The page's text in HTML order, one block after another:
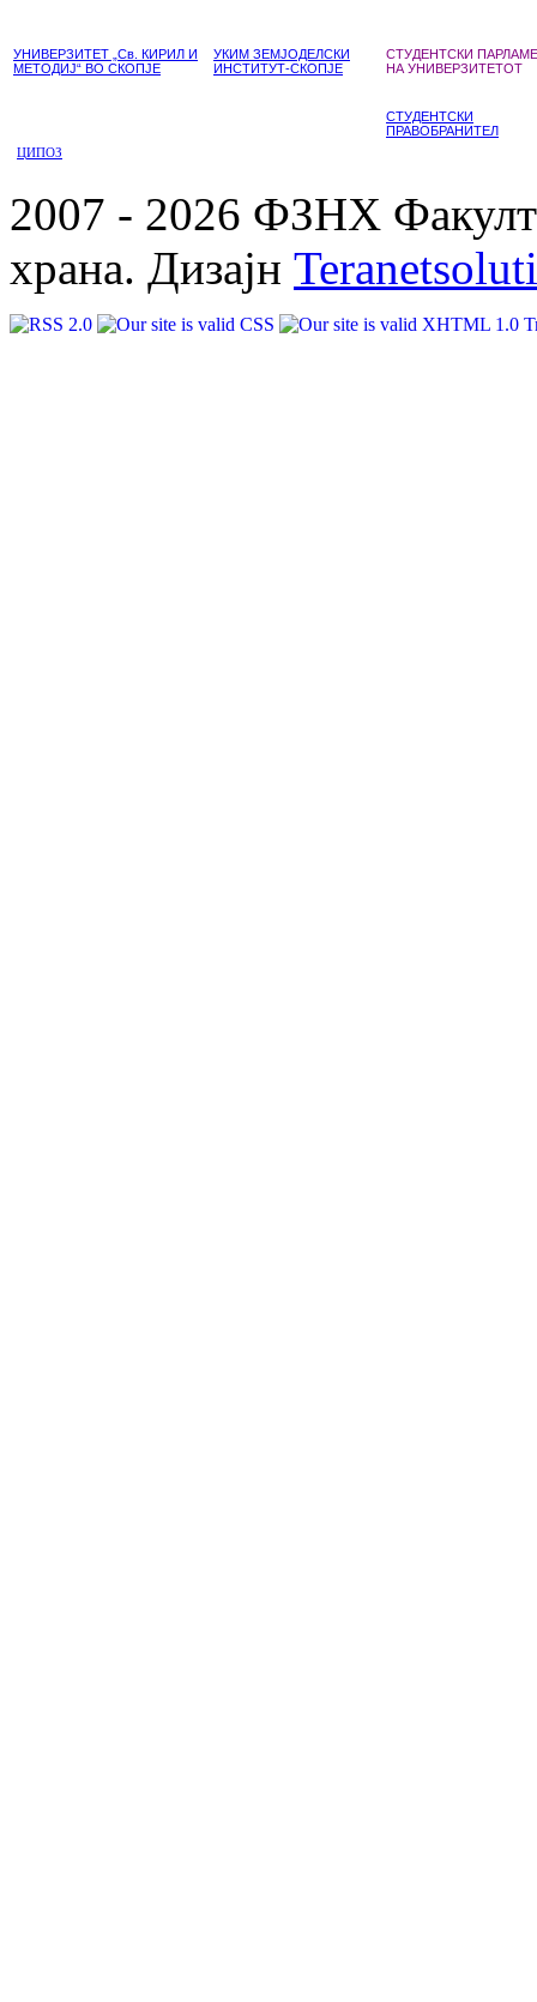
УНИВЕРЗИТЕТ „Св. КИРИЛ И
МЕТОДИЈ“ ВО СКОПЈЕ
УКИМ ЗЕМЈОДЕЛСКИ
ИНСТИТУТ-СКОПЈЕ
СТУДЕНТСКИ
НА УНИВЕРЗИТЕТОТ
СТУДЕНТСКИ
ПРАВОБРАНИТЕЛ
ЦИПОЗ
2007 - 2026 ФЗНХ
храна. Дизајн